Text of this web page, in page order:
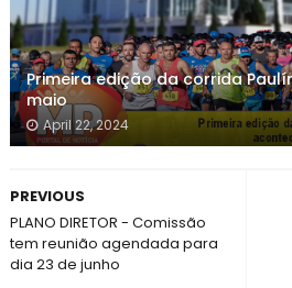
Primeira edição da corrida
maio
April 22, 2024
PREVIOUS
PLANO DIRETOR - Comissão
tem reunião agendada para
dia 23 de junho